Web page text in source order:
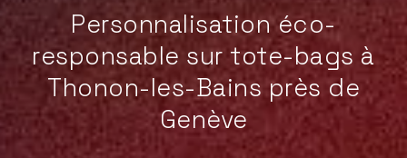
Personnalisation éco-
responsable sur tote-bags à
Thonon-les-Bains près de
Genève